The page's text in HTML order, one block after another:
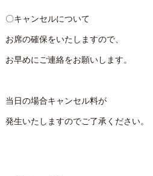
〇キャンセルについて
お席の確保をいたしますので、
お早めにご連絡をお願いします。
当日の場合キャンセル料が
発生いたしますのでご了承ください。